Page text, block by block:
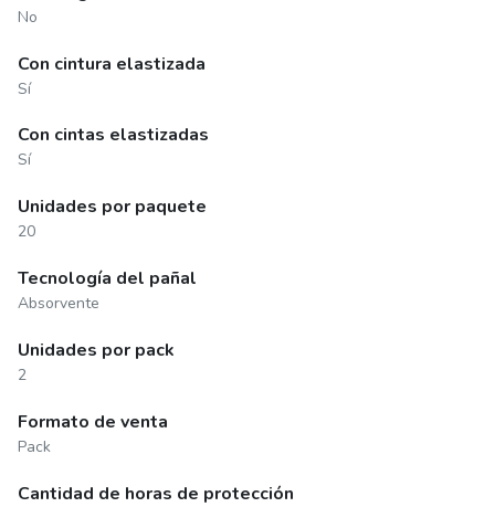
No
Con cintura elastizada
Sí
Con cintas elastizadas
Sí
Unidades por paquete
20
Tecnología del pañal
Absorvente
Unidades por pack
2
Formato de venta
Pack
Cantidad de horas de protección